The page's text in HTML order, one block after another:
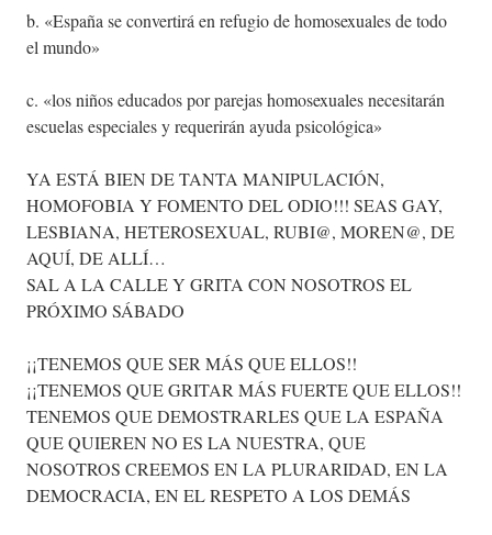
b. «España se convertirá en refugio de homosexuales de todo
el mundo»
c. «los niños educados por parejas homosexuales necesitarán
escuelas especiales y requerirán ayuda psicológica»
YA ESTÁ BIEN DE TANTA MANIPULACIÓN,
HOMOFOBIA Y FOMENTO DEL ODIO!!! SEAS GAY,
LESBIANA, HETEROSEXUAL, RUBI@, MOREN@, DE
AQUÍ, DE ALLÍ…
SAL A LA CALLE Y GRITA CON NOSOTROS EL
PRÓXIMO SÁBADO
¡¡TENEMOS QUE SER MÁS QUE ELLOS!!
¡¡TENEMOS QUE GRITAR MÁS FUERTE QUE ELLOS!!
TENEMOS QUE DEMOSTRARLES QUE LA ESPAÑA
QUE QUIEREN NO ES LA NUESTRA, QUE
NOSOTROS CREEMOS EN LA PLURARIDAD, EN LA
DEMOCRACIA, EN EL RESPETO A LOS DEMÁS